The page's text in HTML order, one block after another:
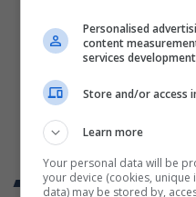
Trend Telegrafi
Personalised
content
services development
Store and/or access
Learn more
Your personal data will be
your device (cookies,
data) may be stored by,